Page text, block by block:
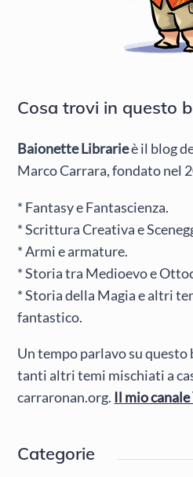
Cosa trovi in questo
Baionette Librarieè il blog
Marco Carrara, fondato nel
* Fantasy e Fantascienza.
* Scrittura Creativa e
* Armi e armature.
* Storia tra Medioevo e
* Storia della Magia e altri
fantastico.
Un tempo parlavo su questo
tanti altri temi mischiati a
carraronan.org. Il mio canale
Categorie